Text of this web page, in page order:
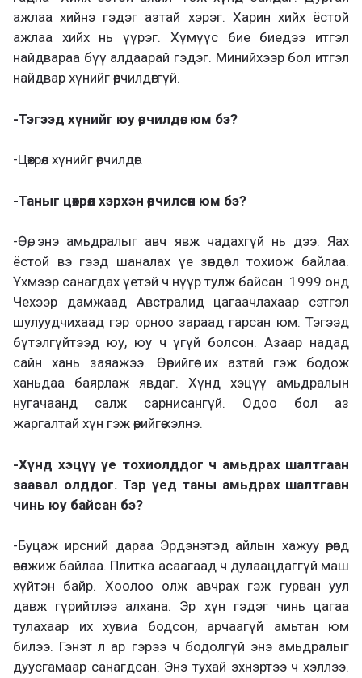
ажлаа хийнэ гэдэг азтай хэрэг. Харин хийх ёстой
ажлаа хийх нь үүрэг. Хүмүүс бие биедээ итгэл
найдвараа бүү алдаарай гэдэг. Минийхээр бол итгэл
найдвар хүнийг өөрчилдөггүй.
-Тэгээд хүнийг юу өөрчилдөг юм бэ?
-Цөхрөл хүнийг өөрчилдөг.
-Таныг цөхрөл хэрхэн өөрчилсөн юм бэ?
-Өө, энэ амьдралыг авч явж чадахгүй нь дээ. Яах
ёстой вэ гээд шаналах үе зөндөө л тохиож байлаа.
Үхмээр санагдах үетэй ч нүүр тулж байсан. 1999 онд
Чехээр дамжаад Австралид цагаачлахаар сэтгэл
шулуудчихаад гэр орноо зараад гарсан юм. Тэгээд
бүтэлгүйтээд юу, юу ч үгүй болсон. Азаар надад
сайн хань заяажээ. Өөрийгөө их азтай гэж бодож
ханьдаа баярлаж явдаг. Хүнд хэцүү амьдралын
нугачаанд салж сарнисангүй. Одоо бол аз
жаргалтай хүн гэж өөрийгөө хэлнэ.
-Хүнд хэцүү үе тохиолддог ч амьдрах шалтгаан
заавал олддог. Тэр үед таны амьдрах шалтгаан
чинь юу байсан бэ?
-Буцаж ирсний дараа Эрдэнэтэд айлын хажуу өрөөнд
өвөлжиж байлаа. Плитка асаагаад ч дулаацдаггүй маш
хүйтэн байр. Хоолоо олж авчрах гэж гурван уул
давж гүрийтлээ алхана. Эр хүн гэдэг чинь цагаа
тулахаар их хувиа бодсон, арчаагүй амьтан юм
билээ. Гэнэт л ар гэрээ ч бодолгүй энэ амьдралыг
дуусгамаар санагдсан. Энэ тухай эхнэртээ ч хэллээ.